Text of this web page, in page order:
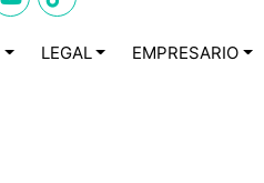
LEGAL EMPRESARIO